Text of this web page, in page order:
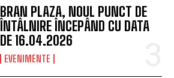
BRAN PLAZA, NOUL PUNCT DE
ÎNTÂLNIRE ÎNCEPÂND CU DATA
DE 16.04.2026
EVENIMENTE